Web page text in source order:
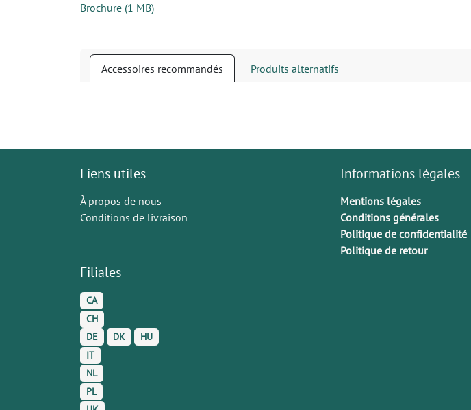
Brochure (1 MB)
Accessoires recommandés Produits alternatifs
Liens utiles
À propos de nous
Conditions de livraison
Filiales
CA
CH
DE
DK
HU
IT
NL
PL
Informations légales
Mentions légales
Conditions générales
Politique de confidentialité
Politique de retour